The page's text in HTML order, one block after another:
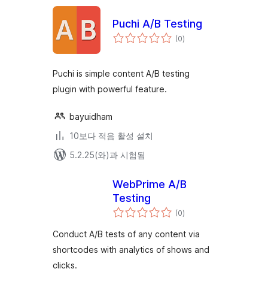
Puchi A/B Testing
(0전
체)
Puchi is simple content A/B testing
plugin with powerful feature.
bayuidham
10보다 적음 활성 설치
5.2.25(와)과 시험됨
WebPrime A/B
Testing
(0전
체
점
)
Conduct A/B tests of any content via
shortcodes with analytics of shows and
clicks.